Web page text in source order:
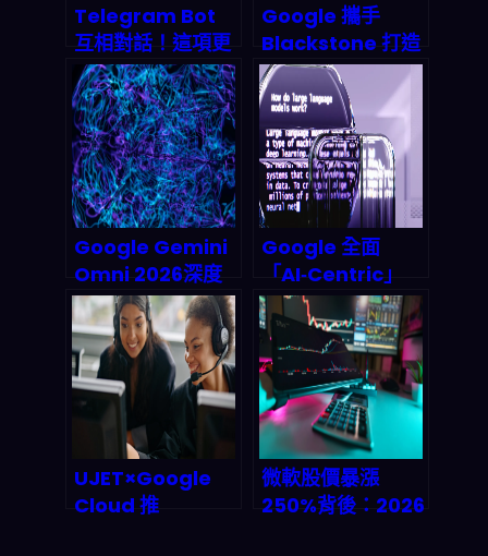
Telegram Bot
互相對話！這項更
新如何引爆 2027
年多智能體協作浪
潮？
Google 攜手
Blackstone 打造
50 億美元 AI 雲端
帝國：這場聯姻將
如何顛覆 2026 雲
端算力版圖？
Google Gemini
Omni 2026深度
評測：Any-to-
Any全模態AI如何
顛覆企業營運與創
造被動收益？
Google 全面
「AI‑Centric」
化：舊搜尋引擎經
濟被推翻，2026–
2027 新商業帝國
如何改寫兆元規
則？
UJET×Google
Cloud 推
微軟股價暴漲
250%背後：2026